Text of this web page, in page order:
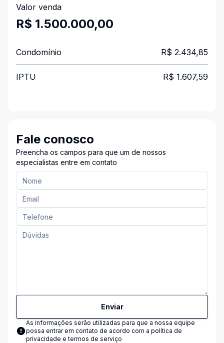
Valor venda
R$ 1.500.000,00
Condomínio R$ 2.434,85
IPTU R$ 1.607,59
Fale conosco
Preencha os campos para que um de nossos
especialistas entre em contato
Enviar
As informações serão utilizadas para que a nossa equipe
possa entrar em contato de acordo com a política de
privacidade e termos de serviço